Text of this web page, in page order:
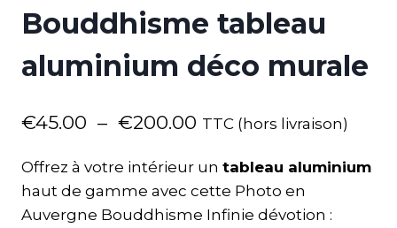
Bouddhisme tableau
aluminium déco murale
€45.00 – €200.00 TTC (hors livraison)
Offrez à votre intérieur un tableau aluminium
haut de gamme avec cette Photo en
Auvergne Bouddhisme Infinie dévotion :